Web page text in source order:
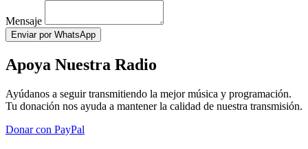
Mensaje
Enviar por WhatsApp
Apoya Nuestra Radio
Ayúdanos a seguir transmitiendo la mejor música y programación.
Tu donación nos ayuda a mantener la calidad de nuestra transmisión.
Donar con PayPal